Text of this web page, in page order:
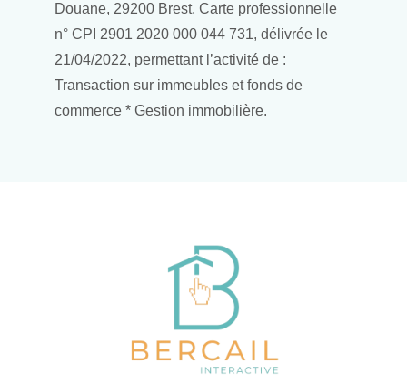
Douane, 29200 Brest. Carte professionnelle
n° CPI 2901 2020 000 044 731, délivrée le
21/04/2022, permettant l’activité de :
Transaction sur immeubles et fonds de
commerce * Gestion immobilière.